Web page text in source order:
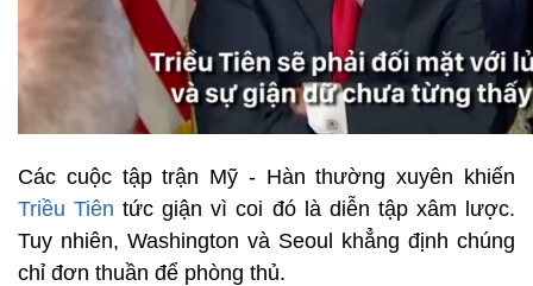
Các cuộc tập trận Mỹ - Hàn thường xuyên khiến
Triều Tiên tức giận vì coi đó là diễn tập xâm lược.
Tuy nhiên, Washington và Seoul khẳng định chúng
chỉ đơn thuần để phòng thủ.